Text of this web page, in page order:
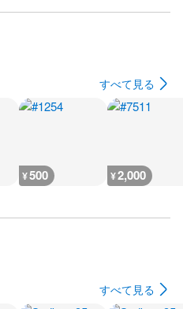
すべて見る
¥500 ¥2,000
すべて見る